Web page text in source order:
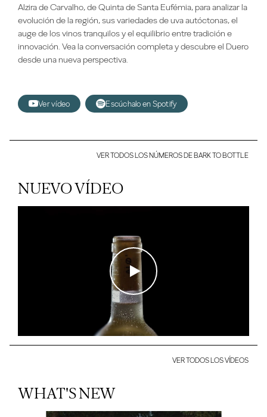
Alzira de Carvalho, de Quinta de Santa Eufémia, para analizar la
evolución de la región, sus variedades de uva autóctonas, el
auge de los vinos tranquilos y el equilibrio entre tradición e
innovación. Vea la conversación completa y descubre el Duero
desde una nueva perspectiva.
Ver vídeo Escúchalo en Spotify
VER TODOS LOS NÚMEROS DE BARK TO BOTTLE
NUEVO VÍDEO
VER TODOS LOS VÍDEOS
WHAT'S NEW